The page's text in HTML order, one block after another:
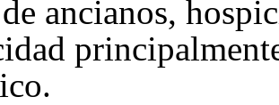
ancianos,